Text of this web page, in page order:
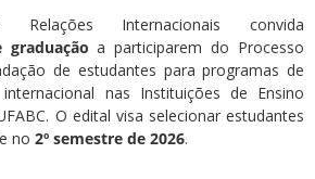
Internacionais convida
graduaçãoa participarem do Processo
de estudantes para programas de
nas Instituições de Ensino
O edital visa selecionar estudantes
no 2º semestre de 2026.